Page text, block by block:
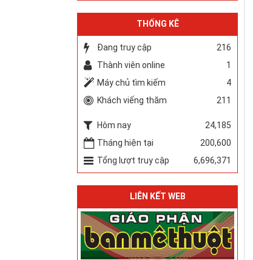
THỐNG KÊ
Đang truy cập
216
Thành viên online
1
Máy chủ tìm kiếm
4
Khách viếng thăm
211
Hôm nay
24,185
Tháng hiện tại
200,600
Tổng lượt truy cập
6,696,371
LIÊN KẾT WEB